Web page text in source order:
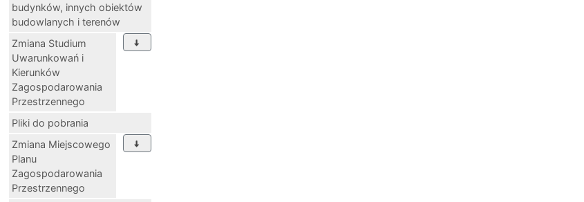
budynków, innych obiektów
budowlanych i terenów
Zmiana Studium
Uwarunkowań i
Kierunków
Zagospodarowania
Przestrzennego
Pliki do pobrania
Zmiana Miejscowego
Planu
Zagospodarowania
Przestrzennego